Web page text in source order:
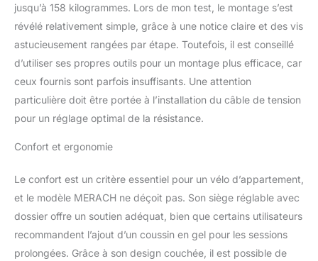
tandis que le siège peut
être déplacé vers l'avant
et l'arrière à l'aide d’un
levier. 【 Molette de
résistance ergonomique
résistance latéral est
facile d'accès et offre 8
forme. La résistance
maximale atteint 70
livres, idéale même pour
les utilisateurs avancés.
【 Structure de manivelle
améliorée 】Notre
jusqu’à 158 kilogrammes. Lors de mon test, le montage s’est
révélé relativement simple, grâce à une notice claire et des vis
astucieusement rangées par étape. Toutefois, il est conseillé
d’utiliser ses propres outils pour un montage plus efficace, car
ceux fournis sont parfois insuffisants. Une attention
particulière doit être portée à l’installation du câble de tension
pour un réglage optimal de la résistance.
Confort et ergonomie
Le confort est un critère essentiel pour un vélo d’appartement,
et le modèle MERACH ne déçoit pas. Son siège réglable avec
dossier offre un soutien adéquat, bien que certains utilisateurs
recommandent l’ajout d’un coussin en gel pour les sessions
prolongées. Grâce à son design couchée, il est possible de